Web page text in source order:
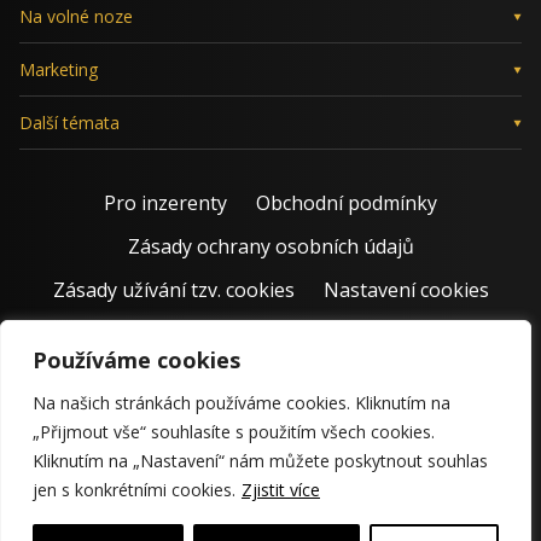
Používáme cookies
Na našich stránkách používáme cookies. Kliknutím na
„Přijmout vše“ souhlasíte s použitím všech cookies.
Kliknutím na „Nastavení“ nám můžete poskytnout souhlas
jen s konkrétními cookies. Zjistit více
Na volné noze
Marketing
Další témata
Pro inzerenty
Obchodní podmínky
Zásady ochrany osobních údajů
Zásady užívání tzv. cookies
Nastavení cookies
© 2011 – 2026 Jiří Rostecký | Inspiruje české podnikatele už 15
krásných let.